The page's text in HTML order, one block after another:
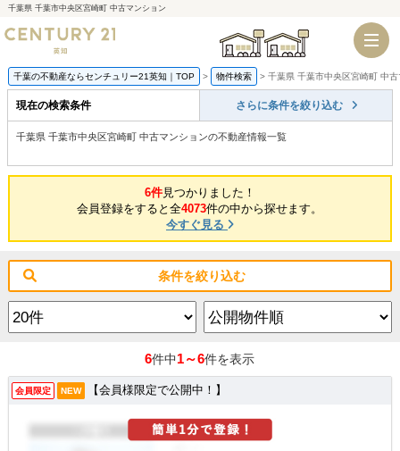
千葉県 千葉市中央区宮崎町 中古マンション
千葉店 船橋店
千葉の不動産ならセンチュリー21英知｜TOP 物件検索 千葉県 千葉市中央区宮崎町 中
現在の検索条件 さらに条件を絞り込む
千葉県 千葉市中央区宮崎町 中古マンションの不動産情報一覧
6件見つかりました！
会員登録をすると全4073件の中から探せます。
今すぐ見る
条件を絞り込む
6件中1～6件を表示
会員限定 NEW 【会員様限定で公開中！】